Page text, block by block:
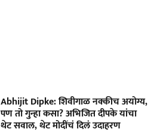
Abhijit Dipke: शिवीगाळ नक्कीच अयोग्य,
पण तो गुन्हा कसा? अभिजित दीपके यांचा
थेट सवाल, थेट मोदींचं दिलं उदाहरण